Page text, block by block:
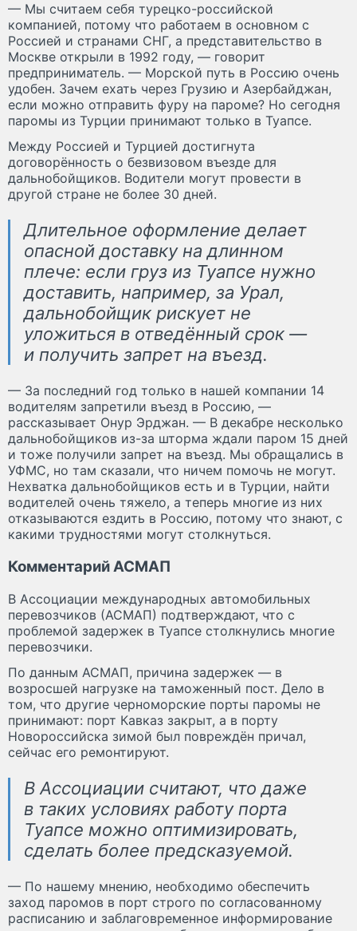
— Мы считаем себя турецко-российской
компанией, потому что работаем в основном с
Россией и странами СНГ, а представительство в
Москве открыли в 1992 году, — говорит
предприниматель. — Морской путь в Россию очень
удобен. Зачем ехать через Грузию и Азербайджан,
если можно отправить фуру на пароме? Но сегодня
паромы из Турции принимают только в Туапсе.
Между Россией и Турцией достигнута
договорённость о безвизовом въезде для
дальнобойщиков. Водители могут провести в
другой стране не более 30 дней.
Длительное оформление делает
опасной доставку на длинном
плече: если груз из Туапсе нужно
доставить, например, за Урал,
дальнобойщик рискует не
уложиться в отведённый срок —
и получить запрет на въезд.
— За последний год только в нашей компании 14
водителям запретили въезд в Россию, —
рассказывает Онур Эрджан. — В декабре несколько
дальнобойщиков из-за шторма ждали паром 15 дней
и тоже получили запрет на въезд. Мы обращались в
УФМС, но там сказали, что ничем помочь не могут.
Нехватка дальнобойщиков есть и в Турции, найти
водителей очень тяжело, а теперь многие из них
отказываются ездить в Россию, потому что знают, с
какими трудностями могут столкнуться.
Комментарий АСМАП
В Ассоциации международных автомобильных
перевозчиков (АСМАП) подтверждают, что с
проблемой задержек в Туапсе столкнулись многие
перевозчики.
По данным АСМАП, причина задержек — в
возросшей нагрузке на таможенный пост. Дело в
том, что другие черноморские порты паромы не
принимают: порт Кавказ закрыт, а в порту
Новороссийска зимой был повреждён причал,
сейчас его ремонтируют.
В Ассоциации считают, что даже
в таких условиях работу порта
Туапсе можно оптимизировать,
сделать более предсказуемой.
— По нашему мнению, необходимо обеспечить
заход паромов в порт строго по согласованному
расписанию и заблаговременное информирование